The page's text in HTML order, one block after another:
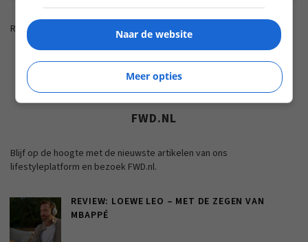
Reacties zijn gesloten.
ADVERTENTIE
FWD.NL
Blijf op de hoogte met de nieuwste artikelen van ons
lifestyleplatform en bezoek FWD.nl.
REVIEW: LOEWE LEO – MET DE ZEGEN VAN
MBAPPÉ
Naar de website
Meer opties